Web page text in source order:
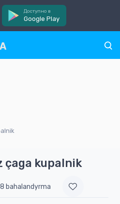
Доступно в
Google Play
çaga kupalnik
8 bahalandyrma